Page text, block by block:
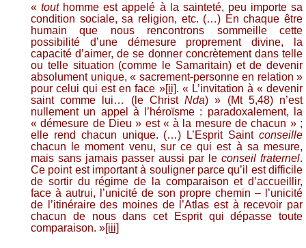
«touthomme est appelé à la sainteté, peu importe sa
condition sociale, sa religion, etc. (…) En chaque être
humain que nous rencontrons sommeille cette
possibilité d’une démesure proprement divine, la
capacité d’aimer, de se donner concrètement dans telle
ou telle situation (comme le Samaritain) et de devenir
absolument unique, « sacrement-personne en relation »
pour celui qui est en face »[ii]. « L’invitation à « devenir
saint comme lui… (le ChristNda) » (Mt 5,48) n’est
nullement un appel à l’héroïsme : paradoxalement, la
« démesure de Dieu » est « à la mesure de chacun » ;
elle rend chacun unique. (…) L’Esprit Saint conseille
chacun le moment venu, sur ce qui est à sa mesure,
mais sans jamais passer aussi par le conseil fraternel.
Ce point est important à souligner parce qu’il est difficile
de sortir du régime de la comparaison et d’accueillir,
face à autrui, l’unicité de son propre chemin – l’unicité
de l’itinéraire des moines de l’Atlas est à recevoir par
chacun de nous dans cet Esprit qui dépasse toute
comparaison. »[iii]